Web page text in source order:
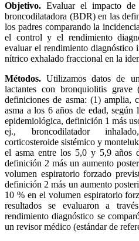
Objetivo. Evaluar el impacto de
broncodilatadora (BDR) en las
los padres comparando la
el control y el rendimiento
evaluar el rendimiento
nítrico exhalado fraccional en la
Métodos.Utilizamos datos de
lactantes con bronquiolitis grave
definiciones de asma: (1) amplia,
asma a los 6 años de edad,
epidemiológica, definición 1 más
ej., broncodilatador
corticosteroide sistémico y
el asma entre los 5,0 y 5,9 años
definición 2 más un aumento
volumen espiratorio forzado
definición 2 más un aumento
10 % en el volumen espiratorio
resultados se evaluaron a
rendimiento diagnóstico se
un revisor médico (estándar de